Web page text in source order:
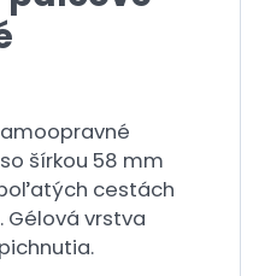
šírkou 58 mm
cestách
vrstva